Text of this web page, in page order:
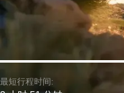
最短行程时间: